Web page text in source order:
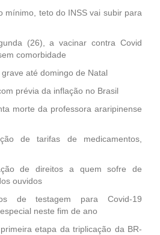
mínimo, teto do INSS vai subir para
(26), a vacinar contra Covid
comorbidade
até domingo de Natal
prévia da inflação no Brasil
morte da professora araripinense
de tarifas de medicamentos,
de direitos a quem sofre de
ouvidos
de testagem para Covid-19
neste fim de ano
etapa da triplicação da BR-